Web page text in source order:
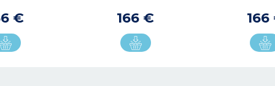
€ 166 € 166